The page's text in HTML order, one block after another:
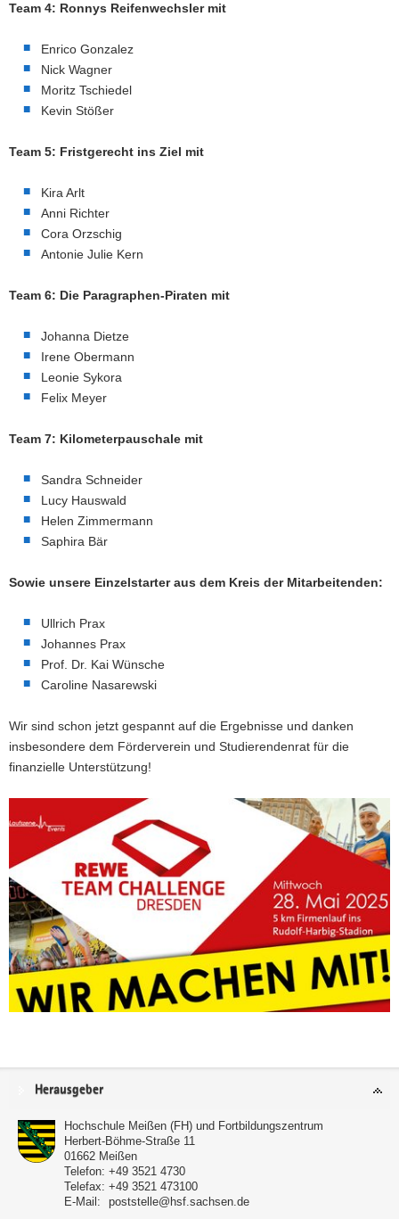
Team 4: Ronnys Reifenwechsler mit
Enrico Gonzalez
Nick Wagner
Moritz Tschiedel
Kevin Stößer
Team 5: Fristgerecht ins Ziel mit
Kira Arlt
Anni Richter
Cora Orzschig
Antonie Julie Kern
Team 6: Die Paragraphen-Piraten mit
Johanna Dietze
Irene Obermann
Leonie Sykora
Felix Meyer
Team 7: Kilometerpauschale mit
Sandra Schneider
Lucy Hauswald
Helen Zimmermann
Saphira Bär
Sowie unsere Einzelstarter aus dem Kreis der Mitarbeitenden:
Ullrich Prax
Johannes Prax
Prof. Dr. Kai Wünsche
Caroline Nasarewski
Wir sind schon jetzt gespannt auf die Ergebnisse und danken
insbesondere dem Förderverein und Studierendenrat für die
finanzielle Unterstützung!
Service
Herausgeber
Hochschule Meißen (FH) und Fortbildungszentrum
Herbert-Böhme-Straße 11
01662 Meißen
Telefon: +49 3521 4730
Telefax: +49 3521 473100
E-Mail:
poststelle@hsf.sachsen.de